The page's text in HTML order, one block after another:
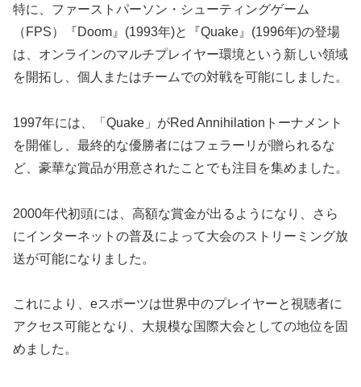
特に、ファーストパーソン・シューティングゲーム
（FPS）『Doom』(1993年)と『Quake』(1996年)の登場
は、オンラインのマルチプレイヤー環境という新しい領域
を開拓し、個人またはチームでの対戦を可能にしました。
1997年には、「Quake」がRed Annihilationトーナメント
を開催し、最終的な優勝者にはフェラーリが贈られるな
ど、豪華な賞品が用意されたことでも注目を集めました。
2000年代初頭には、高額な賞金が出るようになり、さら
にインターネットの普及によって大会のストリーミング放
送が可能になりました。
これにより、eスポーツは世界中のプレイヤーと視聴者に
アクセス可能となり、大規模な国際大会としての地位を固
めました。